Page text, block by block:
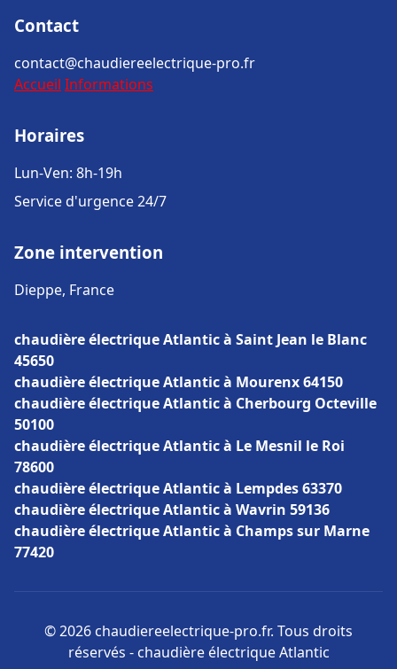
Contact
contact@chaudiereelectrique-pro.fr
Accueil Informations
Horaires
Lun-Ven: 8h-19h
Service d'urgence 24/7
Zone intervention
Dieppe, France
chaudière électrique Atlantic à Saint Jean le Blanc
45650
chaudière électrique Atlantic à Mourenx 64150
chaudière électrique Atlantic à Cherbourg Octeville
50100
chaudière électrique Atlantic à Le Mesnil le Roi
78600
chaudière électrique Atlantic à Lempdes 63370
chaudière électrique Atlantic à Wavrin 59136
chaudière électrique Atlantic à Champs sur Marne
77420
© 2026 chaudiereelectrique-pro.fr. Tous droits
réservés - chaudière électrique Atlantic